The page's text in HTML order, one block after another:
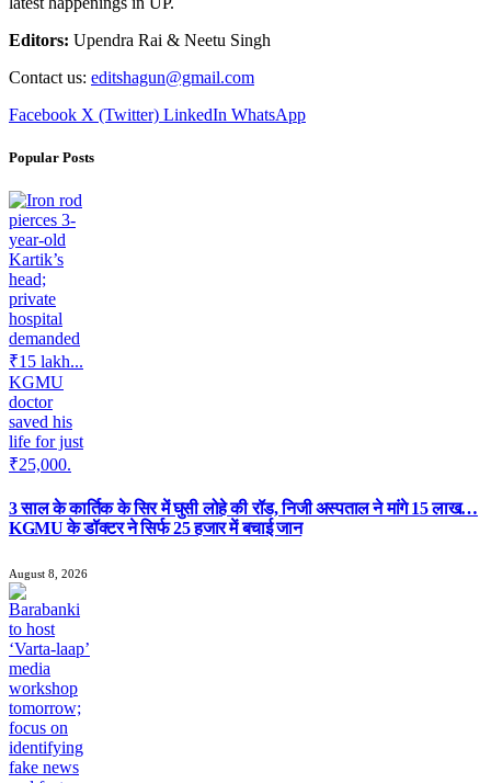
Editors: Upendra Rai & Neetu Singh
Contact us: editshagun@gmail.com
Facebook X (Twitter) LinkedIn WhatsApp
Popular Posts
3 साल के कार्तिक के सिर में घुसी लोहे की रॉड, निजी अस्पताल ने मांगे 15 लाख…
KGMU के डॉक्टर ने सिर्फ 25 हजार में बचाई जान
August 8, 2026